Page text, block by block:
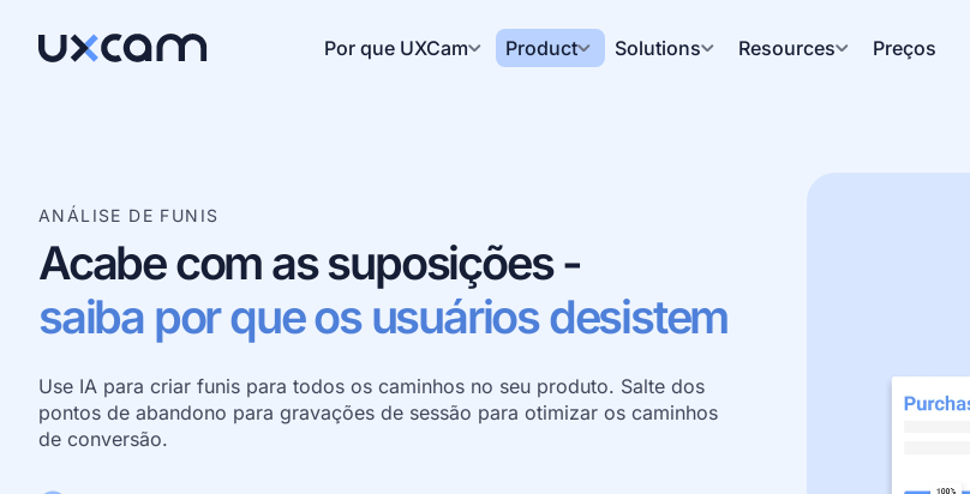
Por que UXCam Product Solutions Resources Preços
ANÁLISE DE FUNIS
Acabe com as suposições -
saiba por que os usuários desistem
Use IA para criar funis para todos os caminhos no seu produto. Salte dos
pontos de abandono para gravações de sessão para otimizar os caminhos
de conversão.